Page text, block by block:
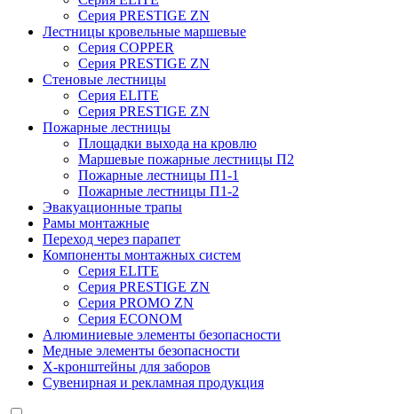
Серия PRESTIGE ZN
Лестницы кровельные маршевые
Серия COPPER
Серия PRESTIGE ZN
Стеновые лестницы
Серия ELITE
Серия PRESTIGE ZN
Пожарные лестницы
Площадки выхода на кровлю
Маршевые пожарные лестницы П2
Пожарные лестницы П1-1
Пожарные лестницы П1-2
Эвакуационные трапы
Рамы монтажные
Переход через парапет
Компоненты монтажных систем
Серия ELITE
Серия PRESTIGE ZN
Серия PROMO ZN
Серия ECONOM
Алюминиевые элементы безопасности
Медные элементы безопасности
X-кронштейны для заборов
Сувенирная и рекламная продукция